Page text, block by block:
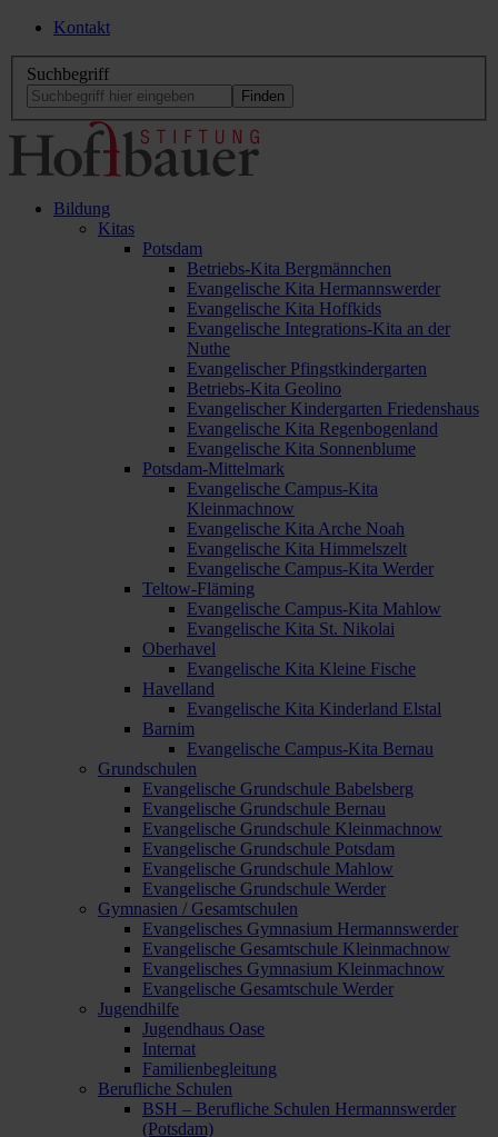
Kontakt
Suchbegriff
Bildung
Kitas
Potsdam
Betriebs-Kita Bergmännchen
Evangelische Kita Hermannswerder
Evangelische Kita Hoffkids
Evangelische Integrations-Kita an der
Nuthe
Evangelischer Pfingstkindergarten
Betriebs-Kita Geolino
Evangelischer Kindergarten Friedenshaus
Evangelische Kita Regenbogenland
Evangelische Kita Sonnenblume
Potsdam-Mittelmark
Evangelische Campus-Kita
Kleinmachnow
Evangelische Kita Arche Noah
Evangelische Kita Himmelszelt
Evangelische Campus-Kita Werder
Teltow-Fläming
Evangelische Campus-Kita Mahlow
Evangelische Kita St. Nikolai
Oberhavel
Evangelische Kita Kleine Fische
Havelland
Evangelische Kita Kinderland Elstal
Barnim
Evangelische Campus-Kita Bernau
Grundschulen
Evangelische Grundschule Babelsberg
Evangelische Grundschule Bernau
Evangelische Grundschule Kleinmachnow
Evangelische Grundschule Potsdam
Evangelische Grundschule Mahlow
Evangelische Grundschule Werder
Gymnasien / Gesamtschulen
Evangelisches Gymnasium Hermannswerder
Evangelische Gesamtschule Kleinmachnow
Evangelisches Gymnasium Kleinmachnow
Evangelische Gesamtschule Werder
Jugendhilfe
Jugendhaus Oase
Internat
Familienbegleitung
Berufliche Schulen
BSH – Berufliche Schulen Hermannswerder
(Potsdam)